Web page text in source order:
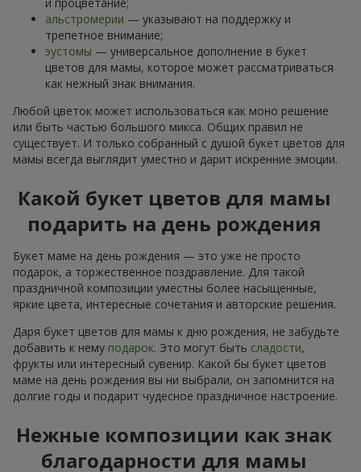
альстромерии — указывают на поддержку и
трепетное внимание;
эустомы — универсальное дополнение в букет
цветов для мамы, которое может рассматриваться
как нежный знак внимания.
Любой цветок может использоваться как моно решение
или быть частью большого микса. Общих правил не
существует. И только собранный с душой букет цветов для
мамы всегда выглядит уместно и дарит искренние эмоции.
Какой букет цветов для мамы
подарить на день рождения
Букет маме на день рождения — это уже не просто
подарок, а торжественное поздравление. Для такой
праздничной композиции уместны более насыщенные,
яркие цвета, интересные сочетания и авторские решения.
Даря букет цветов для мамы к дню рождения, не забудьте
добавить к нему подарок. Это могут быть сладости,
фрукты или интересный сувенир. Какой бы букет цветов
маме на день рождения вы ни выбрали, он запомнится на
долгие годы и подарит чудесное праздничное настроение.
Нежные композиции как знак
благодарности для мамы